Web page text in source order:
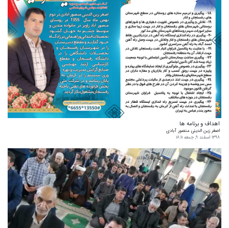
اهداف و برنامه ها
اصغر زین الدینی منصور آبادی
۱۳۹۸ اسفند ۹, جمعه ۱۸:۱۱